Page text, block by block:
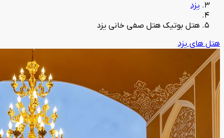
یزد
هتل بوتیک هتل صفی خانی یزد
هتل های یزد